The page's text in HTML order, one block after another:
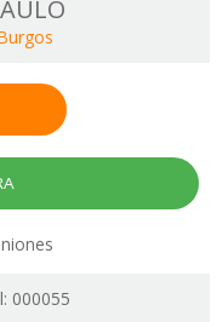
000055